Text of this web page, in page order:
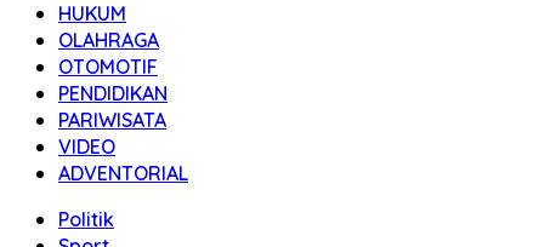
HUKUM
OLAHRAGA
OTOMOTIF
PENDIDIKAN
PARIWISATA
VIDEO
ADVENTORIAL
Politik